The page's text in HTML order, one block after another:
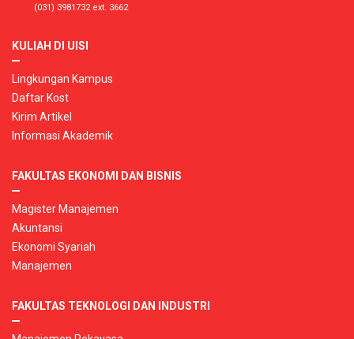
(031) 3981732 ext. 3662
KULIAH DI UISI
Lingkungan Kampus
Daftar Kost
Kirim Artikel
Informasi Akademik
FAKULTAS EKONOMI DAN BISNIS
Magister Manajemen
Akuntansi
Ekonomi Syariah
Manajemen
FAKULTAS TEKNOLOGI DAN INDUSTRI